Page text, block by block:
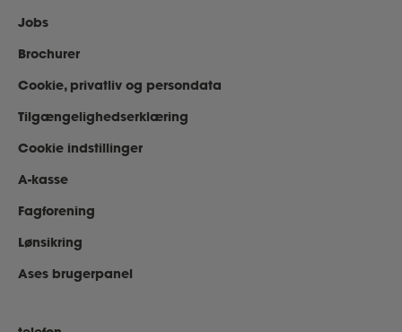
Jobs
Brochurer
Cookie, privatliv og persondata
Tilgængelighedserklæring
Cookie indstillinger
A-kasse
Fagforening
Lønsikring
Ases brugerpanel